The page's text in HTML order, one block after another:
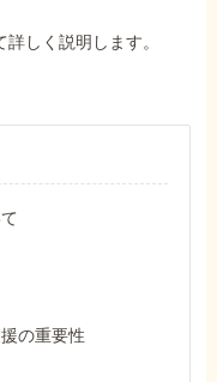
しく説明します。
の重要性